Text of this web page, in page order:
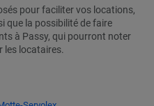
pour faciliter vos locations,
que la possibilité de faire
à Passy, qui pourront noter
les locataires.